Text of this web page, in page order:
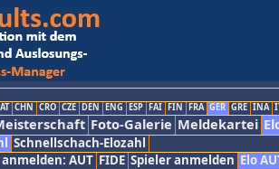
CHN CRO CZE DEN ENG ESP FAI FIN FRA GER GRE INA
Foto-Galerie Meldekartei
Schnellschach-Elozahl
AUT FIDE Spieler anmelden Elo